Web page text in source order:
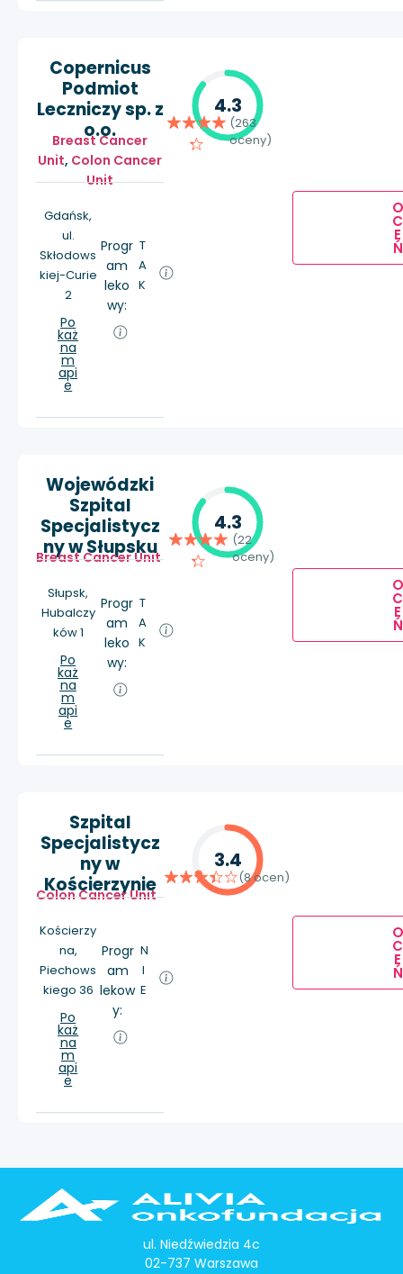
Copernicus
Podmiot
Leczniczy sp. z
o.o.
Breast Cancer
Unit, Colon Cancer
Unit
Gdańsk,
ul.
Skłodows
kiej-Curie
2
Po
każ
na
m
api
e
Progr
am
leko
wy:
T
A
K
4.3
(263
oceny)
O
C
E
Ń
Wojewódzki
Szpital
Specjalistycz
ny w Słupsku
Breast Cancer Unit
Słupsk,
Hubalczy
ków 1
Po
każ
na
m
api
e
Progr
am
leko
wy:
T
A
K
4.3
(22
oceny)
O
C
E
Ń
Szpital
Specjalistycz
ny w
Kościerzynie
Colon Cancer Unit
Kościerzy
na,
Piechows
kiego 36
Po
każ
na
m
api
e
Progr
am
lekow
y:
N
I
E
3.4
(8 ocen)
O
C
E
Ń
ul. Niedźwiedzia 4c
02-737 Warszawa